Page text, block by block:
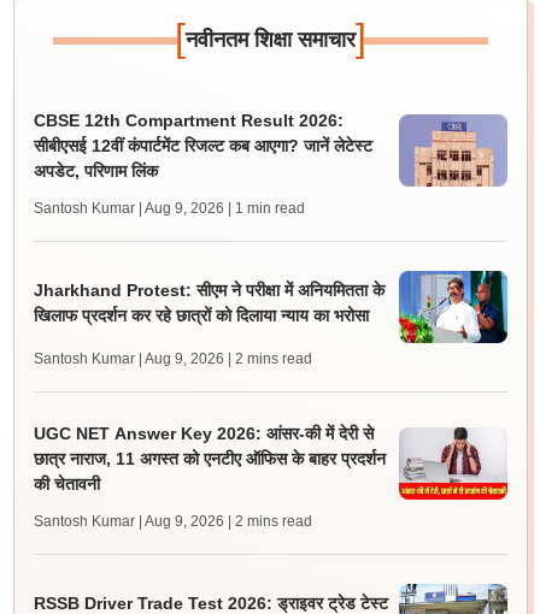
[नवीनतम शिक्षा समाचार]
CBSE 12th Compartment Result 2026:
सीबीएसई 12वीं कंपार्टमेंट रिजल्ट कब आएगा? जानें लेटेस्ट
अपडेट, परिणाम लिंक
Santosh Kumar | Aug 9, 2026 | 1 min read
Jharkhand Protest: सीएम ने परीक्षा में अनियमितता के
खिलाफ प्रदर्शन कर रहे छात्रों को दिलाया न्याय का भरोसा
Santosh Kumar | Aug 9, 2026 | 2 mins read
UGC NET Answer Key 2026: आंसर-की में देरी से
छात्र नाराज, 11 अगस्त को एनटीए ऑफिस के बाहर प्रदर्शन
की चेतावनी
Santosh Kumar | Aug 9, 2026 | 2 mins read
RSSB Driver Trade Test 2026: ड्राइवर ट्रेड टेस्ट